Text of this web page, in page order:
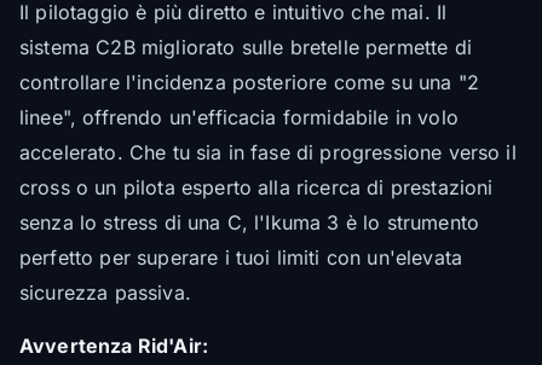
Il pilotaggio è più diretto e intuitivo che mai. Il
sistema C2B migliorato sulle bretelle permette di
controllare l'incidenza posteriore come su una "2
linee", offrendo un'efficacia formidabile in volo
accelerato. Che tu sia in fase di progressione verso il
cross o un pilota esperto alla ricerca di prestazioni
senza lo stress di una C, l'Ikuma 3 è lo strumento
perfetto per superare i tuoi limiti con un'elevata
sicurezza passiva.
Avvertenza Rid'Air: